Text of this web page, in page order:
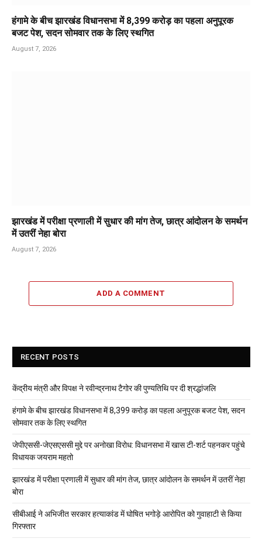
हंगामे के बीच झारखंड विधानसभा में 8,399 करोड़ का पहला अनुपूरक
बजट पेश, सदन सोमवार तक के लिए स्थगित
August 7, 2026
झारखंड में परीक्षा प्रणाली में सुधार की मांग तेज, छात्र आंदोलन के समर्थन
में उतरीं नेहा बोरा
August 7, 2026
ADD A COMMENT
RECENT POSTS
केंद्रीय मंत्री और विपक्ष ने रवीन्द्रनाथ टैगोर की पुण्यतिथि पर दी श्रद्धांजलि
हंगामे के बीच झारखंड विधानसभा में 8,399 करोड़ का पहला अनुपूरक बजट पेश, सदन
सोमवार तक के लिए स्थगित
जेपीएससी-जेएसएससी मुद्दे पर अनोखा विरोध: विधानसभा में खास टी-शर्ट पहनकर पहुंचे
विधायक जयराम महतो
झारखंड में परीक्षा प्रणाली में सुधार की मांग तेज, छात्र आंदोलन के समर्थन में उतरीं नेहा
बोरा
सीबीआई ने अभिजीत सरकार हत्याकांड में घोषित भगोड़े आरोपित को गुवाहाटी से किया
गिरफ्तार